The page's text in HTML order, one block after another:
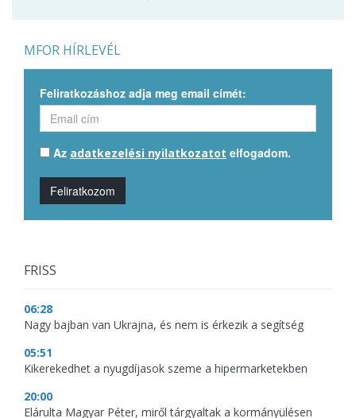
MFOR HÍRLEVÉL
Feliratkozáshoz adja meg email címét:
Az adatkezelési nyilatkozatot elfogadom.
Feliratkozom
FRISS
06:28
Nagy bajban van Ukrajna, és nem is érkezik a segítség
05:51
Kikerekedhet a nyugdíjasok szeme a hipermarketekben
20:00
Elárulta Magyar Péter, miről tárgyaltak a kormányülésen